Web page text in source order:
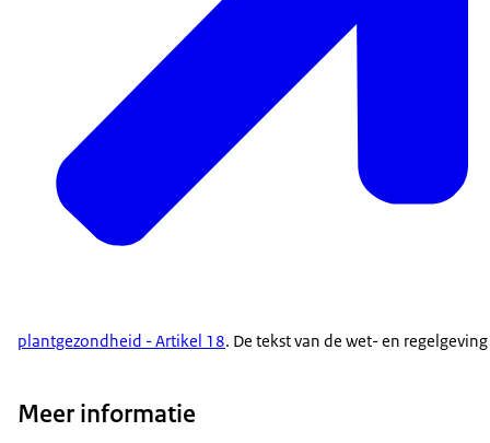
plantgezondheid - Artikel 18. De tekst van de wet- en
Meer informatie